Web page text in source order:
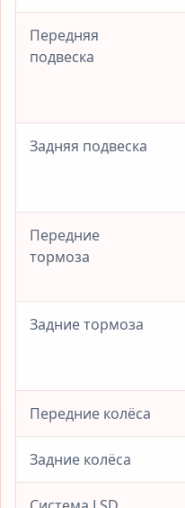
Передняя
подвеска
Задняя подвеска
Передние
тормоза
Задние тормоза
Передние колёса
Задние колёса